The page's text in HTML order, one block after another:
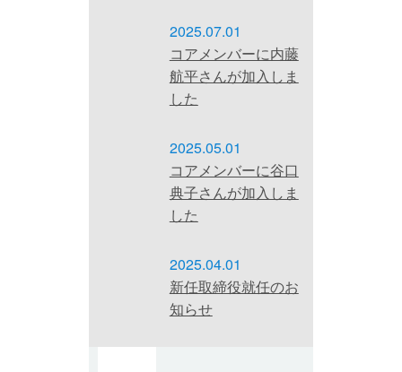
2025.07.01
コアメンバーに内藤
航平さんが加入しま
した
2025.05.01
コアメンバーに谷口
典子さんが加入しま
した
2025.04.01
新任取締役就任のお
知らせ